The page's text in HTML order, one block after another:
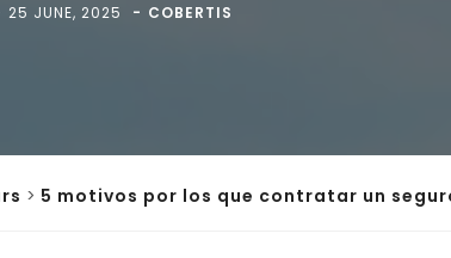
25 JUNE, 2025 COBERTIS
> 5 motivos por los que contratar un